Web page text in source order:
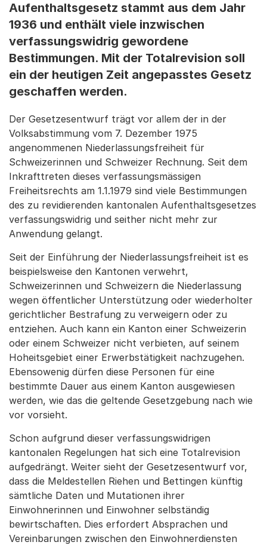
Aufenthaltsgesetz stammt aus dem Jahr
1936 und enthält viele inzwischen
verfassungswidrig gewordene
Bestimmungen. Mit der Totalrevision soll
ein der heutigen Zeit angepasstes Gesetz
geschaffen werden.
Der Gesetzesentwurf trägt vor allem der in der
Volksabstimmung vom 7. Dezember 1975
angenommenen Niederlassungsfreiheit für
Schweizerinnen und Schweizer Rechnung. Seit dem
Inkrafttreten dieses verfassungsmässigen
Freiheitsrechts am 1.1.1979 sind viele Bestimmungen
des zu revidierenden kantonalen Aufenthaltsgesetzes
verfassungswidrig und seither nicht mehr zur
Anwendung gelangt.
Seit der Einführung der Niederlassungsfreiheit ist es
beispielsweise den Kantonen verwehrt,
Schweizerinnen und Schweizern die Niederlassung
wegen öffentlicher Unterstützung oder wiederholter
gerichtlicher Bestrafung zu verweigern oder zu
entziehen. Auch kann ein Kanton einer Schweizerin
oder einem Schweizer nicht verbieten, auf seinem
Hoheitsgebiet einer Erwerbstätigkeit nachzugehen.
Ebensowenig dürfen diese Personen für eine
bestimmte Dauer aus einem Kanton ausgewiesen
werden, wie das die geltende Gesetzgebung nach wie
vor vorsieht.
Schon aufgrund dieser verfassungswidrigen
kantonalen Regelungen hat sich eine Totalrevision
aufgedrängt. Weiter sieht der Gesetzesentwurf vor,
dass die Meldestellen Riehen und Bettingen künftig
sämtliche Daten und Mutationen ihrer
Einwohnerinnen und Einwohner selbständig
bewirtschaften. Dies erfordert Absprachen und
Vereinbarungen zwischen den Einwohnerdiensten